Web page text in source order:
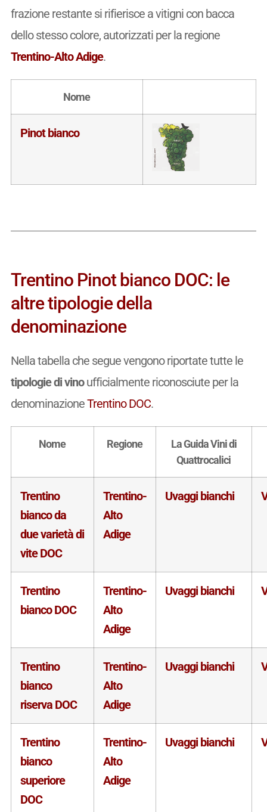
frazione restante si rifierisce a vitigni con bacca
dello stesso colore, autorizzati per la regione
Trentino-Alto Adige.
Nome
Pinot bianco
Trentino Pinot bianco DOC: le
altre tipologie della
denominazione
Nella tabella che segue vengono riportate tutte le
tipologie di vinoufficialmente riconosciute per la
denominazioneTrentino DOC.
Nome Regione
La Guida Vini di
Quattrocalici
Trentino
bianco da
due varietà di
vite DOC
Trentino-
Alto
Adige
Uvaggi bianchi
Trentino
bianco DOC
Trentino-
Alto
Adige
Uvaggi bianchi
Trentino
bianco
riserva DOC
Trentino-
Alto
Adige
Uvaggi bianchi
Trentino
bianco
superiore
DOC
Trentino-
Alto
Adige
Uvaggi bianchi